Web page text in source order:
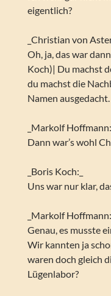
eigentlich?
_Christian von
Oh, ja, das war
Koch)| Du machst
du machst die
Namen ausgedacht.
_Markolf Hoffmann:_
Dann war’s wohl
_Boris Koch:_
Uns war nur klar,
_Markolf Hoffmann:_
Genau, es musste
Wir kannten ja
waren doch gleich
Lügenlabor?